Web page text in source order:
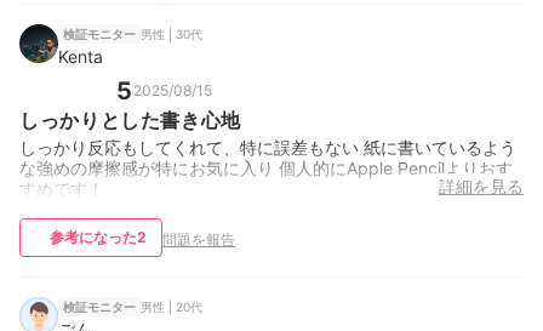
検証モニター 男性 | 30代
Kenta
5 2025/08/15
しっかりとした書き心地
しっかり反応もしてくれて、特に誤差もない 紙に書いているよう
な強めの摩擦感が特にお気に入り 個人的にApple Pencilよりおす
すめです！
詳細を見る
参考になった2 問題を報告
検証モニター 男性 | 20代